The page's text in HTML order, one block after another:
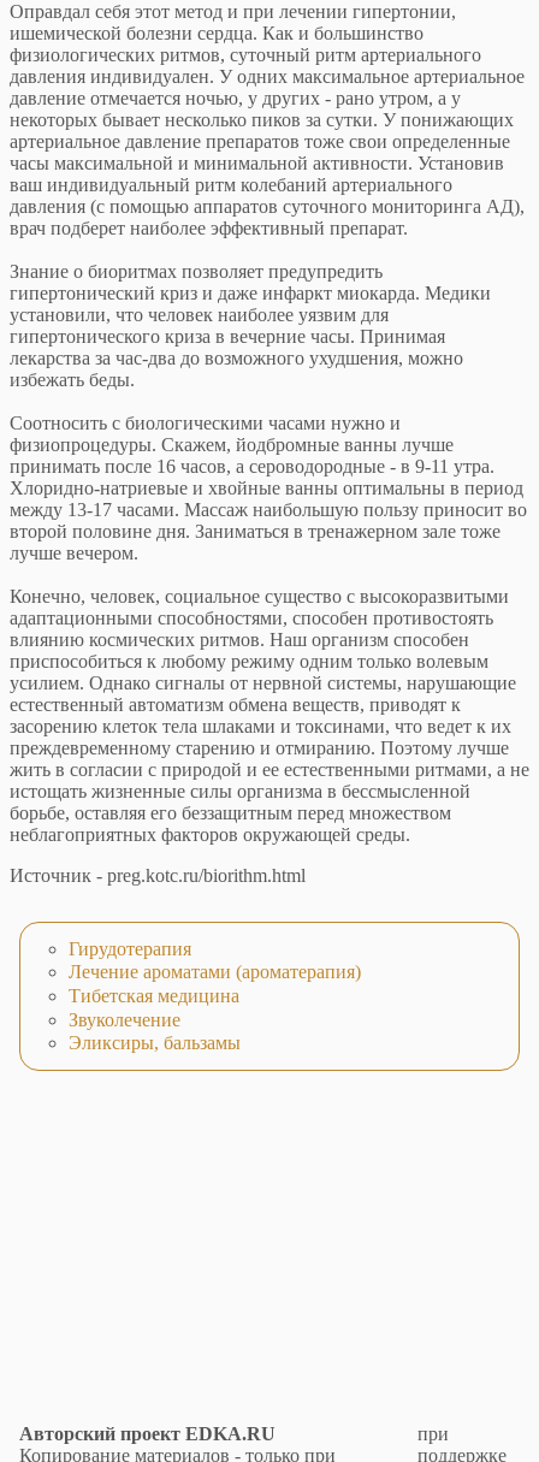
Оправдал себя этот метод и при лечении гипертонии,
ишемической болезни сердца. Как и большинство
физиологических ритмов, суточный ритм артериального
давления индивидуален. У одних максимальное артериальное
давление отмечается ночью, у других - рано утром, а у
некоторых бывает несколько пиков за сутки. У понижающих
артериальное давление препаратов тоже свои определенные
часы максимальной и минимальной активности. Установив
ваш индивидуальный ритм колебаний артериального
давления (с помощью аппаратов суточного мониторинга АД),
врач подберет наиболее эффективный препарат.
Знание о биоритмах позволяет предупредить
гипертонический криз и даже инфаркт миокарда. Медики
установили, что человек наиболее уязвим для
гипертонического криза в вечерние часы. Принимая
лекарства за час-два до возможного ухудшения, можно
избежать беды.
Соотносить с биологическими часами нужно и
физиопроцедуры. Скажем, йодбромные ванны лучше
принимать после 16 часов, а сероводородные - в 9-11 утра.
Хлоридно-натриевые и хвойные ванны оптимальны в период
между 13-17 часами. Массаж наибольшую пользу приносит во
второй половине дня. Заниматься в тренажерном зале тоже
лучше вечером.
Конечно, человек, социальное существо с высокоразвитыми
адаптационными способностями, способен противостоять
влиянию космических ритмов. Наш организм способен
приспособиться к любому режиму одним только волевым
усилием. Однако сигналы от нервной системы, нарушающие
естественный автоматизм обмена веществ, приводят к
засорению клеток тела шлаками и токсинами, что ведет к их
преждевременному старению и отмиранию. Поэтому лучше
жить в согласии с природой и ее естественными ритмами, а не
истощать жизненные силы организма в бессмысленной
борьбе, оставляя его беззащитным перед множеством
неблагоприятных факторов окружающей среды.
Источник - preg.kotc.ru/biorithm.html
Гирудотерапия
Лечение ароматами (ароматерапия)
Тибетская медицина
Звуколечение
Эликсиры, бальзамы
Авторский проект EDKA.RU
Копирование материалов - только при
при
поддержке